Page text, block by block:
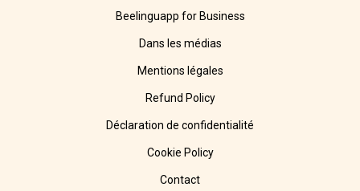
Beelinguapp for Business
Dans les médias
Mentions légales
Refund Policy
Déclaration de confidentialité
Cookie Policy
Contact